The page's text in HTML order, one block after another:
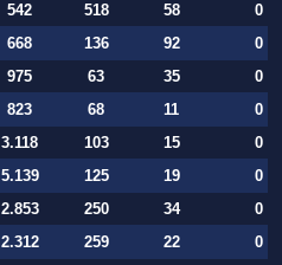
542 518 58
0
668 136 92
0
975 63 35
0
823 68 11
0
3.118 103 15
0
5.139 125 19
0
2.853 250 34
0
2.312 259 22
0